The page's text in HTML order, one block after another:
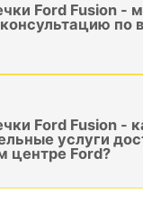
Ford Fusion -
по
Ford Fusion -
услуги
центре Ford?